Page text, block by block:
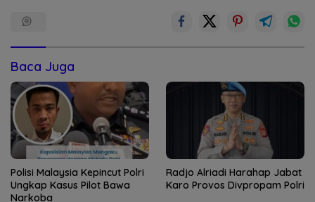
Baca Juga
Polisi Malaysia Kepincut Polri
Ungkap Kasus Pilot Bawa
Narkoba
Radjo Alriadi Harahap Jabat
Karo Provos Divpropam Polri